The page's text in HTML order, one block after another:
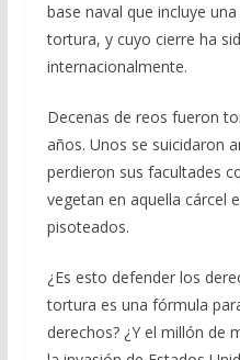
base naval que incluye
tortura, y cuyo cierre ha
internacionalmente.
Decenas de reos fueron
años. Unos se suicidaron
perdieron sus facultades
vegetan en aquella cárcel
pisoteados.
¿Es esto defender los
tortura es una fórmula
derechos? ¿Y el millón de